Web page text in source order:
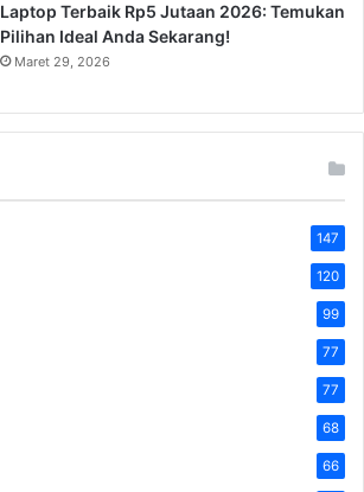
Laptop Terbaik Rp5 Jutaan 2026: Temukan
Pilihan Ideal Anda Sekarang!
Maret 29, 2026
147
120
99
77
77
68
66